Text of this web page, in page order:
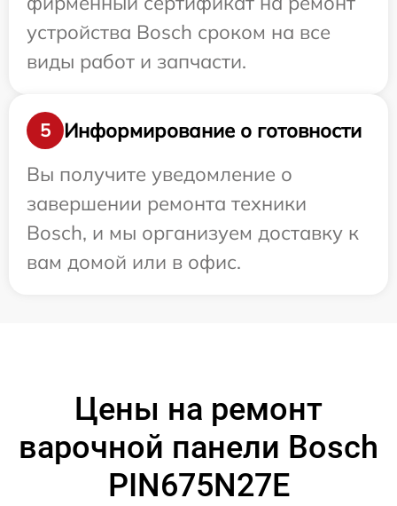
устройства Bosch сроком на все
виды работ и запчасти.
5
Информирование о готовности
Вы получите уведомление о
завершении ремонта техники
Bosch, и мы организуем доставку к
вам домой или в офис.
Цены на ремонт
варочной панели Bosch
PIN675N27E